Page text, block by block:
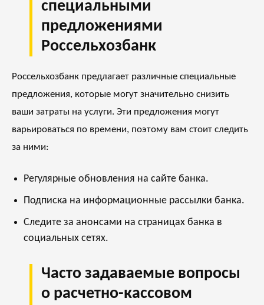
специальными
предложениями
Россельхозбанк
Россельхозбанк предлагает различные специальные
предложения, которые могут значительно снизить
ваши затраты на услуги. Эти предложения могут
варьироваться по времени, поэтому вам стоит следить
за ними:
Регулярные обновления на сайте банка.
Подписка на информационные рассылки банка.
Следите за анонсами на страницах банка в
социальных сетях.
Часто задаваемые вопросы
о расчетно-кассовом